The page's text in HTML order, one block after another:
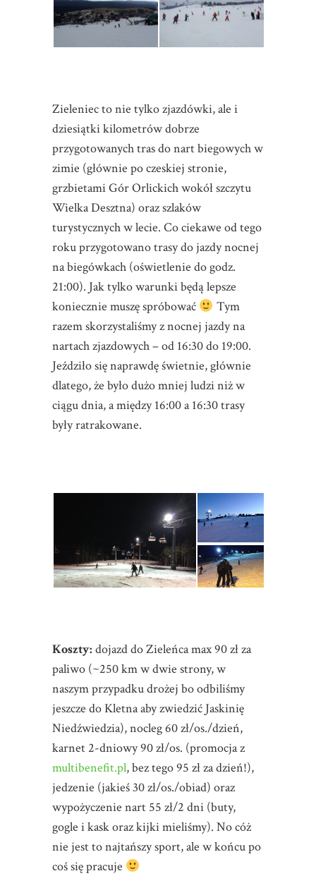
Zieleniec to nie tylko zjazdówki, ale i
dziesiątki kilometrów dobrze
przygotowanych tras do nart biegowych w
zimie (głównie po czeskiej stronie,
grzbietami Gór Orlickich wokół szczytu
Wielka Desztna) oraz szlaków
turystycznych w lecie. Co ciekawe od tego
roku przygotowano trasy do jazdy nocnej
na biegówkach (oświetlenie do godz.
21:00). Jak tylko warunki będą lepsze
koniecznie muszę spróbować
Tym
razem skorzystaliśmy z nocnej jazdy na
nartach zjazdowych – od 16:30 do 19:00.
Jeździło się naprawdę świetnie, głównie
dlatego, że było dużo mniej ludzi niż w
ciągu dnia, a między 16:00 a 16:30 trasy
były ratrakowane.
Koszty: dojazd do Zieleńca max 90 zł za
paliwo (~250 km w dwie strony, w
naszym przypadku drożej bo odbiliśmy
jeszcze do Kletna aby zwiedzić Jaskinię
Niedźwiedzia), nocleg 60 zł/os./dzień,
karnet 2-dniowy 90 zł/os. (promocja z
multibenefit.pl, bez tego 95 zł za dzień!),
jedzenie (jakieś 30 zł/os./obiad) oraz
wypożyczenie nart 55 zł/2 dni (buty,
gogle i kask oraz kijki mieliśmy). No cóż
nie jest to najtańszy sport, ale w końcu po
coś się pracuje